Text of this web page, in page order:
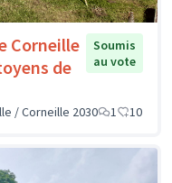
Corneille
de
Soumis
au vote
/ Corneille 2030 1 10